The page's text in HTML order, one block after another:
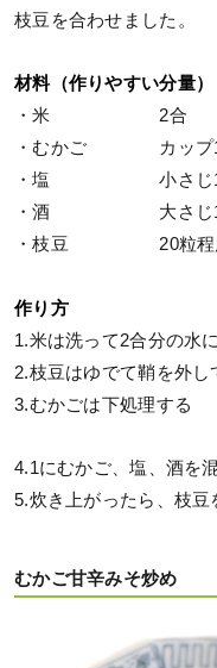
枝豆を合わせました。
材料（作りやすい分量）
・米 2合
・むかご カップ
・塩 小さじ
・酒 大さじ
・枝豆 20粒程
作り方
1.米は洗って2合分の水
2.枝豆はゆでて鞘を外し
3.むかごは下処理する
4.1にむかご、塩、酒を
5.炊き上がったら、枝豆
むかご甘辛みそ炒め